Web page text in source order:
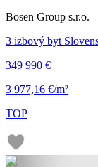
Bosen Group s.r.o.
3 izbový byt
349 990 €
3 977,16 €/m²
TOP